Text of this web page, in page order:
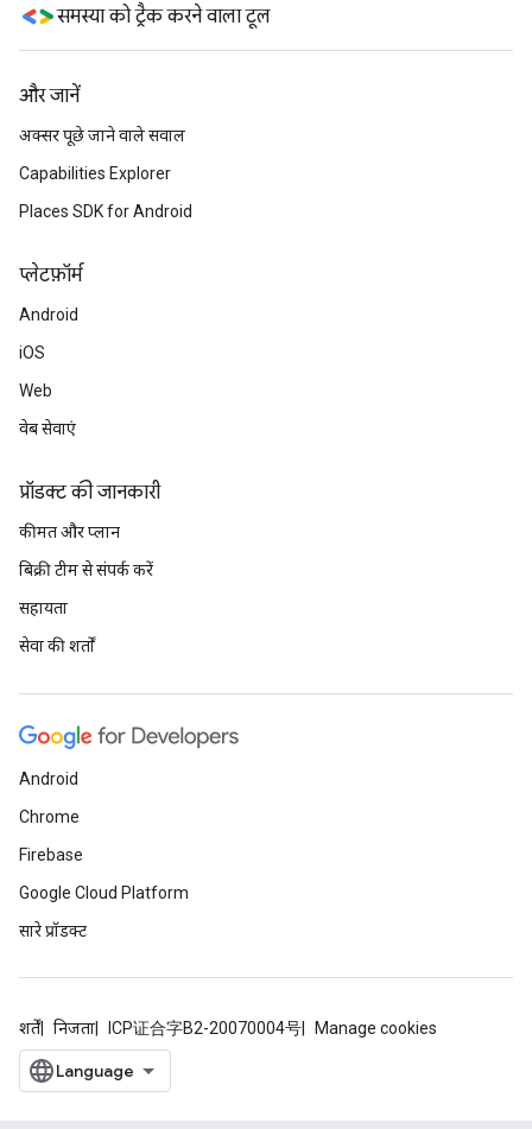
समस्या को ट्रैक करने वाला टूल
और जानें
अक्सर पूछे जाने वाले सवाल
Capabilities Explorer
Places SDK for Android
प्‍लेटफ़ॉर्म
Android
iOS
Web
वेब सेवाएं
प्रॉडक्ट की जानकारी
कीमत और प्लान
बिक्री टीम से संपर्क करें
सहायता
सेवा की शर्तों
Android
Chrome
Firebase
Google Cloud Platform
सारे प्रॉडक्ट
शर्तें निजता ICP证合字B2-20070004号 Manage cookies